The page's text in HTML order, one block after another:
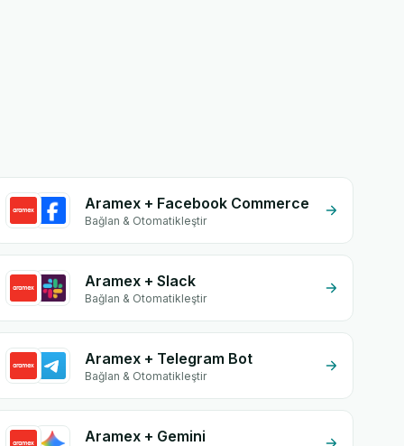
Aramex + Facebook Commerce
Bağlan & Otomatikleştir
Aramex + Slack
Bağlan & Otomatikleştir
Aramex + Telegram Bot
Bağlan & Otomatikleştir
Aramex + Gemini